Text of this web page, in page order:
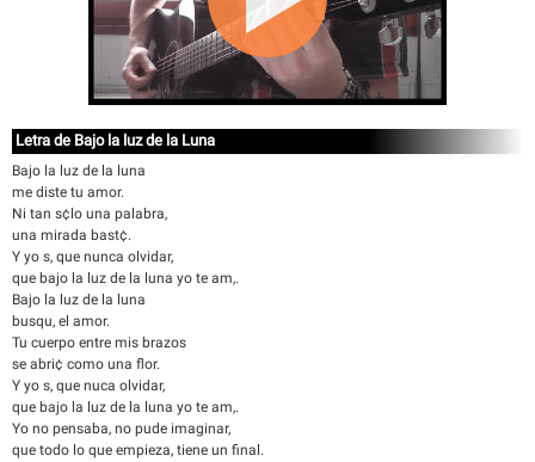
Letra de Bajo la luz de la Luna
Bajo la luz de la luna
me diste tu amor.
Ni tan s¢lo una palabra,
una mirada bast¢.
Y yo s, que nunca olvidar,
que bajo la luz de la luna yo te am,.
Bajo la luz de la luna
busqu, el amor.
Tu cuerpo entre mis brazos
se abri¢ como una flor.
Y yo s, que nuca olvidar,
que bajo la luz de la luna yo te am,.
Yo no pensaba, no pude imaginar,
que todo lo que empieza, tiene un final.